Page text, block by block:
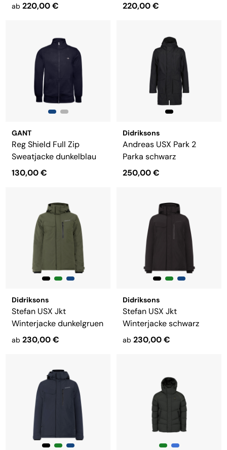
ab 220,00 €
220,00 €
GANT
Reg Shield Full Zip
Sweatjacke dunkelblau
130,00 €
Didriksons
Andreas USX Park 2
Parka schwarz
250,00 €
Didriksons
Stefan USX Jkt
Winterjacke dunkelgruen
ab 230,00 €
Didriksons
Stefan USX Jkt
Winterjacke schwarz
ab 230,00 €